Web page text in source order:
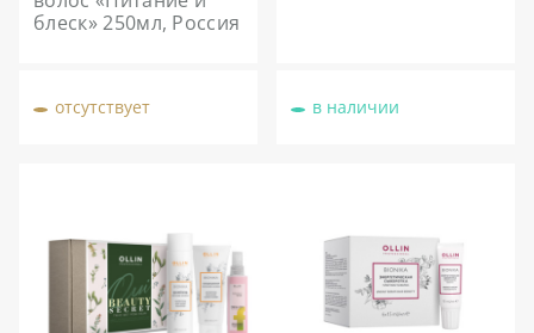
блеск» 250мл, Россия
отсутствует в наличии